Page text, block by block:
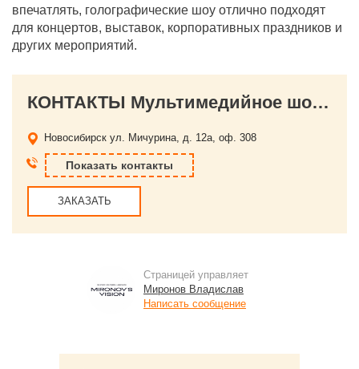
впечатлять, голографические шоу отлично подходят
для концертов, выставок, корпоративных праздников и
других мероприятий.
КОНТАКТЫ Мультимедийное шоу Mironov’s vision (Миронов вижн)
Новосибирск ул. Мичурина, д. 12а, оф. 308
Показать контакты
ЗАКАЗАТЬ
Страницей управляет
Миронов Владислав
Написать сообщение